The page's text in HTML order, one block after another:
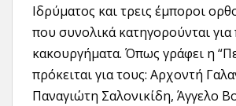
Ιδρύματος και τρεις έμποροι
που συνολικά κατηγορούνται για
κακουργήματα. Όπως γράφει η
πρόκειται για τους: Αρχοντή
Παναγιώτη Σαλονικίδη, Άγγελο